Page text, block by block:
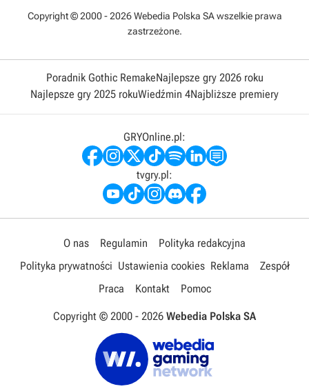
Copyright © 2000 - 2026 Webedia Polska SA wszelkie prawa
zastrzeżone.
Poradnik Gothic RemakeNajlepsze gry 2026 roku
Najlepsze gry 2025 rokuWiedźmin 4Najbliższe premiery
GRYOnline.pl:
tvgry.pl:
O nas Regulamin
Polityka redakcyjna
Polityka prywatności Ustawienia cookies Reklama
Zespół
Praca
Kontakt Pomoc
Copyright © 2000 - 2026 Webedia Polska SA